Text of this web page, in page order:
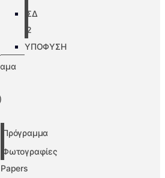
ΣΔ
2
ΥΠΟΦΥΣΗ
Πρόγραμμα
Φωτογραφίες
Papers